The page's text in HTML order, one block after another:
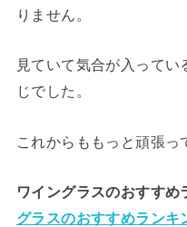
りません。
見ていて気合が入って
じでした。
これからももっと頑張っ
ワイングラスのおすす
グラスのおすすめランキ